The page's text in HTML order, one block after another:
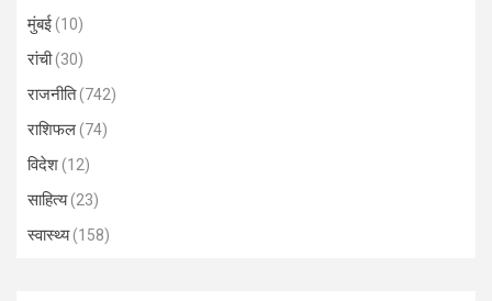
मुंबई(10)
रांची(30)
राजनीति(742)
राशिफल(74)
विदेश(12)
साहित्य(23)
स्वास्थ्य(158)